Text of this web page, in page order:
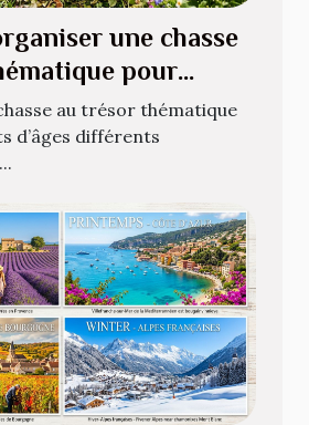
une chasse
pour
âges ?
au trésor thématique
d’âges différents